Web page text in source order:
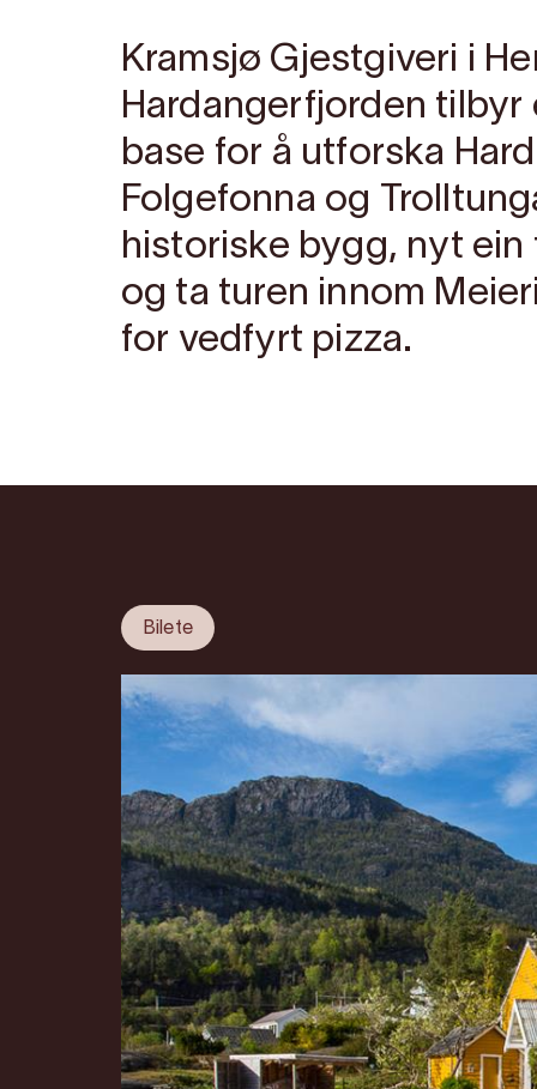
Kramsjø Gjestgiveri i
Hardangerfjorden tilbyr
base for å utforska
Folgefonna og
historiske bygg, nyt ein
og ta turen innom
for vedfyrt pizza.
Bilete